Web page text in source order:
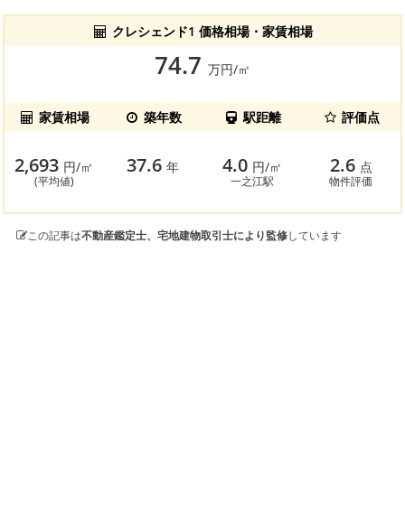
クレシェンド1 価格相場・家賃相場
74.7 万円/㎡
家賃相場 築年数 駅距離 評価点
2,693 円/㎡
(平均値)
37.6年 4.0 円/㎡
一之江駅
2.6 点
物件評価
この記事は不動産鑑定士、宅地建物取引士により監修しています